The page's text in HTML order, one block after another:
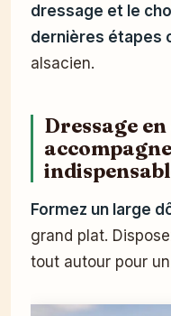
dressage et le
dernières étapes
alsacien.
Dressage
Formez un large
grand plat.
tout autour pour